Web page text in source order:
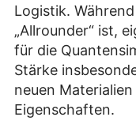
Logistik.
„Allrounder“ ist,
für die
Stärke
neuen
Eigenschaften.